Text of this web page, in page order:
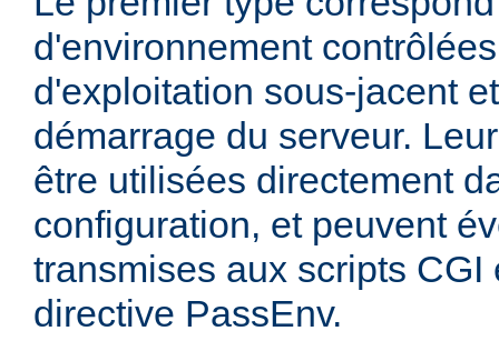
d'environnement
d'exploitation sous-jacent
démarrage du serveur.
être utilisées directement
configuration, et peuvent
transmises aux scripts CGI
directive PassEnv.